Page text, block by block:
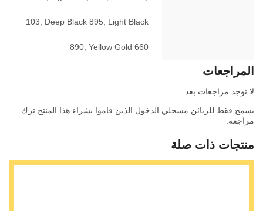
103, Deep Black 895, Light Black
890, Yellow Gold 660
المراجعات
لا توجد مراجعات بعد.
يسمح فقط للزبائن مسجلي الدخول الذين قاموا بشراء هذا المنتج ترك
مراجعة.
منتجات ذات صلة